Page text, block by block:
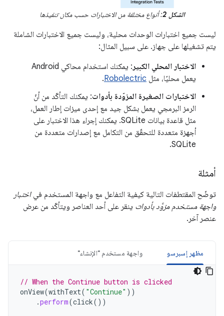
الشكل 2 : أنواع مختلفة من الاختبارات حسب مكان تنفيذها
ليست جميع اختبارات الوحدات محلية، وليست جميع الاختبارات الشاملة
يتم تشغيلها على جهاز. على سبيل المثال:
الاختبار المحلي الكبير
: يمكنك استخدام محاكي Android
يعمل محليًا، مثل Robolectric
.
الاختبارات الصغيرة المزوّدة بأدوات: يمكنك التأكّد من أنّ
الرمز البرمجي يعمل بشكل جيد مع إحدى ميزات إطار العمل،
مثل قاعدة بيانات SQLite. يمكنك إجراء هذا الاختبار على
أجهزة متعددة للتحقّق من التكامل مع إصدارات متعددة من
SQLite.
أمثلة
توضّح المقتطفات التالية كيفية التفاعل مع واجهة المستخدم فياختبار
واجهة مستخدم مزوَّد بأدوات ينقر على أحد العناصر ويتأكّد من عرض
عنصر آخر.
مظهر إسبرسو واجهة مستخدم "الإنشاء"
// When the Continue button is clicked
onView(withText( "Continue" ))
.perform(click())